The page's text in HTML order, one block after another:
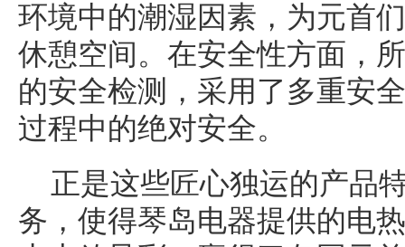
环境中的潮湿因素，为元首
休憩空间。在安全性方面，
的安全检测，采用了多重安
过程中的绝对安全。
正是这些匠心独运的产品
务，使得琴岛电器提供的电